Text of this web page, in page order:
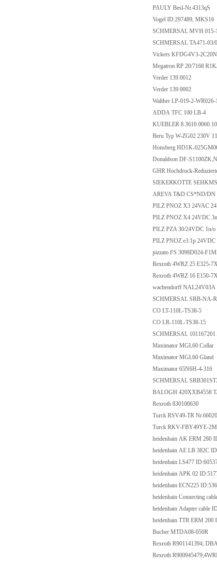
PAULY Besl-
Vogel ID:297489,
SCHMERSAL MVH
SCHMERSAL TA471-
Vickers KFDG4V3-
Megatron RP 20/
Verder 139.0012
Verder 139.0002
Walther LP-019-2-
ADDA TFC 100
KUEBLER
Beru Typ W-ZG02
Honsberg HD1K-
Donaldson DF-
GHR Hochdruck-
SIEKERKOTTE
AREVA T&D CS*ND/
PILZ PNOZ X3
PILZ PNOZ X4
PILZ PZA 30/24VDC
PILZ PNOZ e3.1p
pizzato FS
Rexroth 4WRZ 25
Rexroth 4WRZ 16
wachendorff
SCHMERSAL SRB-
CO LT-110L-TS38-
CO LR-110L-TS38-
SCHMERSAL
Maximator MGL60
Maximator MGL60
Maximator 65N6H-
SCHMERSAL
BALOGH
Rexroth 830100630
Turck RSV49-TR
Turck RKV-
heidenhain AK ERM
heidenhain AE LB
heidenhain LS477
heidenhain APK 02
heidenhain ECN225
heidenhain Connecting
heidenhain Adapter
heidenhain TTR ERM
Bucher MTDA08-
Rexroth R901141394;
Rexroth